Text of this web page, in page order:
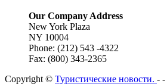
Our Company Address
New York Plaza
NY 10004
Phone: (212) 543 -4322
Fax: (800) 343-2365
Copyright © Туристические новости. - -